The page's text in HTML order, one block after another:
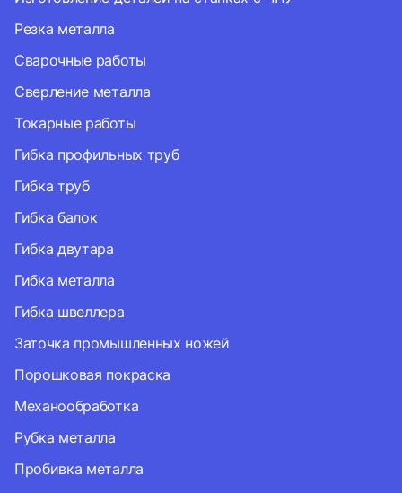
Резка металла
Сварочные работы
Сверление металла
Токарные работы
Гибка профильных труб
Гибка труб
Гибка балок
Гибка двутара
Гибка металла
Гибка швеллера
Заточка промышленных ножей
Порошковая покраска
Механообработка
Рубка металла
Пробивка металла